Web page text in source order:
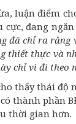
luận điểm
đang
đã chỉ ra rằng
thiết thực và
chỉ vì đi
thấy thái độ
thành phần
thời gian hơn.